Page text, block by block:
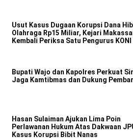
Usut Kasus Dugaan Korupsi Dana
Olahraga Rp15 Miliar, Kejari
Kembali Periksa Satu Pengurus KONI
Bupati Wajo dan Kapolres Perkuat
Jaga Kamtibmas dan Dukung
Hasan Sulaiman Ajukan Lima Poin
Perlawanan Hukum Atas Dakwaan
Kasus Korupsi Bibit Nanas